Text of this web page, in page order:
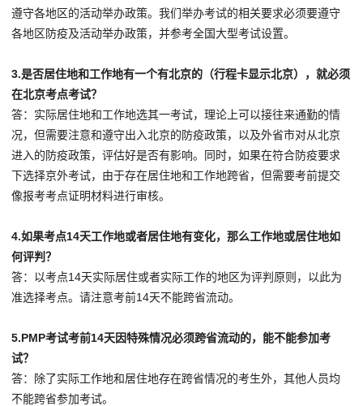
遵守各地区的活动举办政策。我们举办考试的相关要求必须要遵守
各地区防疫及活动举办政策，并参考全国大型考试设置。
3.是否居住地和工作地有一个有北京的（行程卡显示北京），就必须
在北京考点考试？
答：实际居住地和工作地选其一考试，理论上可以接往来通勤的情
况，但需要注意和遵守出入北京的防疫政策，以及外省市对从北京
进入的防疫政策，评估好是否有影响。同时，如果在符合防疫要求
下选择京外考试，由于存在居住地和工作地跨省，但需要考前提交
像报考考点证明材料进行审核。
4.如果考点14天工作地或者居住地有变化，那么工作地或居住地如
何评判？
答：以考点14天实际居住或者实际工作的地区为评判原则，以此为
准选择考点。请注意考前14天不能跨省流动。
5.PMP考试考前14天因特殊情况必须跨省流动的，能不能参加考
试？
答：除了实际工作地和居住地存在跨省情况的考生外，其他人员均
不能跨省参加考试。